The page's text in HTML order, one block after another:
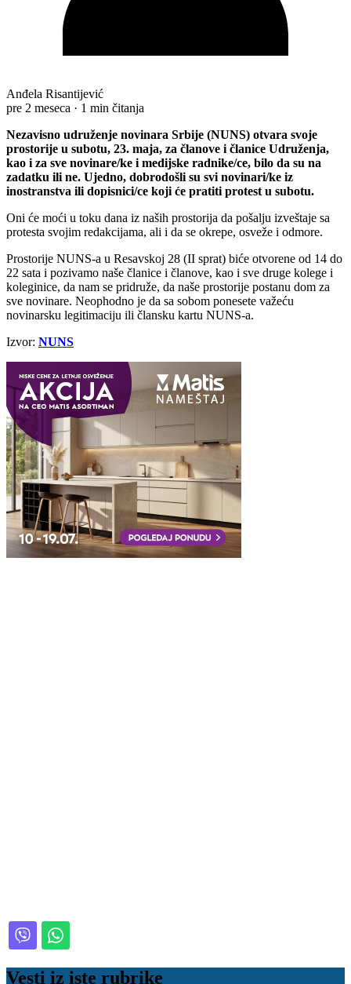
Anđela Risantijević
pre 2 meseca · 1 min čitanja
Nezavisno udruženje novinara Srbije (NUNS) otvara svoje
prostorije u subotu, 23. maja, za članove i članice Udruženja,
kao i za sve novinare/ke i medijske radnike/ce, bilo da su na
zadatku ili ne. Ujedno, dobrodošli su svi novinari/ke iz
inostranstva ili dopisnici/ce koji će pratiti protest u subotu.
Oni će moći u toku dana iz naših prostorija da pošalju izveštaje sa
protesta svojim redakcijama, ali i da se okrepe, osveže i odmore.
Prostorije NUNS-a u Resavskoj 28 (II sprat) biće otvorene od 14 do
22 sata i pozivamo naše članice i članove, kao i sve druge kolege i
koleginice, da nam se pridruže, da naše prostorije postanu dom za
sve novinare. Neophodno je da sa sobom ponesete važeću
novinarsku legitimaciju ili člansku kartu NUNS-a.
Izvor: NUNS
Vesti iz iste rubrike